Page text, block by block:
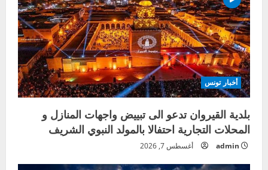
أخبار تونس
بلدية القيروان تدعو الى تبييض واجهات المنازل و
المحلات التجارية احتفالا بالمولد النبوي الشريف
admin أغسطس 7, 2026